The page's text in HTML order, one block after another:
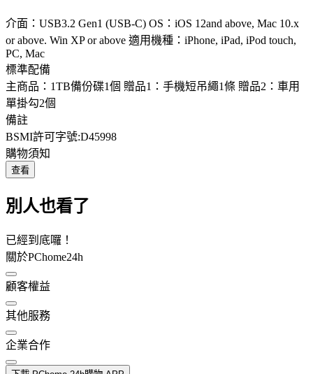
介面：USB3.2 Gen1 (USB-C) OS：iOS 12and above, Mac 10.x
or above. Win XP or above 適用機種：iPhone, iPad, iPod touch,
PC, Mac
標準配備
主商品：1TB備份碟1個 贈品1：手機短吊繩1條 贈品2：車用
單掛勾2個
備註
BSMI許可字號:D45998
購物須知
查看
別人也看了
已經到底囉！
關於PChome24h
顧客權益
其他服務
企業合作